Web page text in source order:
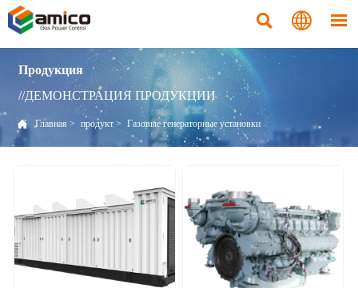
  
Продукция
//ДЕМОНСТРАЦИЯ ПРОДУКЦИИ
 Главная > продукт > Газовые генераторные установки